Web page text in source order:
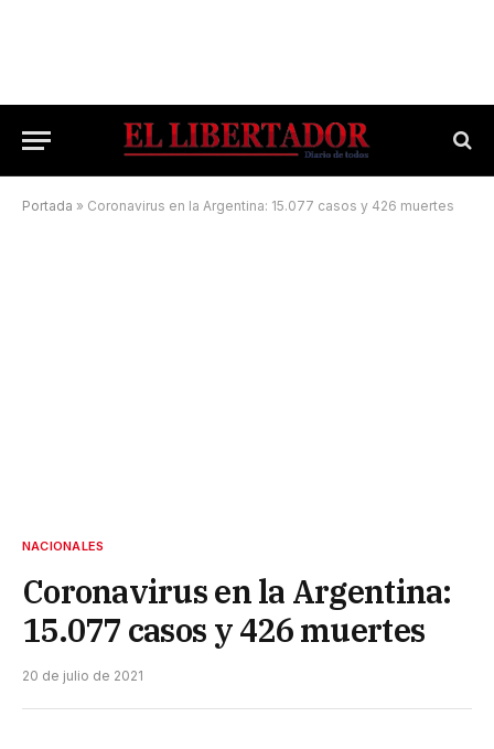
Portada » Coronavirus en la Argentina: 15.077 casos y 426 muertes
NACIONALES
Coronavirus en la Argentina:
15.077 casos y 426 muertes
20 de julio de 2021